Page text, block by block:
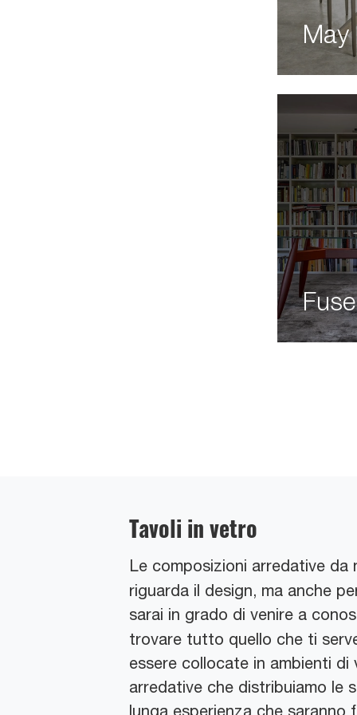
May
Tavoli in vetro
Le composizioni arredative
riguarda il design, ma anche
sarai in grado di venire a
trovare tutto quello che ti
essere collocate in ambienti
arredative che distribuiamo le
lunga esperienza che